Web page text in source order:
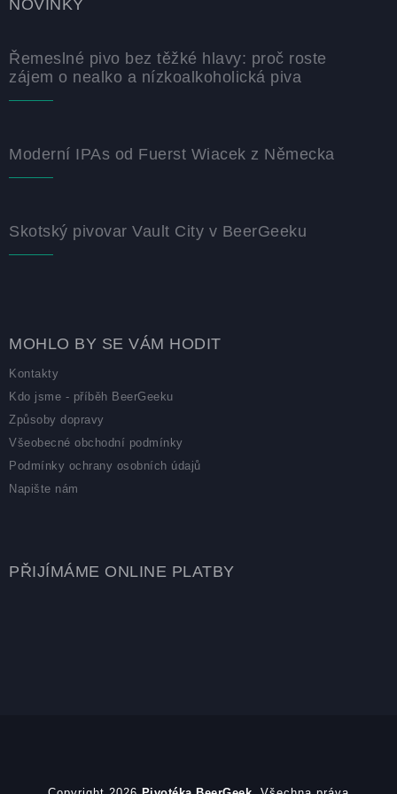
NOVINKY
Řemeslné pivo bez těžké hlavy: proč roste
zájem o nealko a nízkoalkoholická piva
Moderní IPAs od Fuerst Wiacek z Německa
Skotský pivovar Vault City v BeerGeeku
MOHLO BY SE VÁM HODIT
Kontakty
Kdo jsme - příběh BeerGeeku
Způsoby dopravy
Všeobecné obchodní podmínky
Podmínky ochrany osobních údajů
Napište nám
PŘIJÍMÁME ONLINE PLATBY